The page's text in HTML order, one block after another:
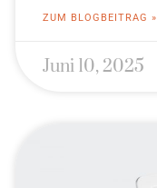
ZUM BLOGBEITRAG »
Juni 10, 2025